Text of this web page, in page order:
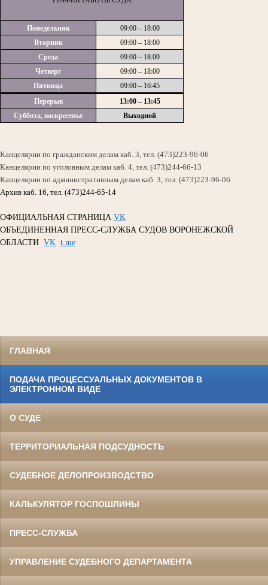
Понедельник
09:00 – 18:00
Вторник
09:00 – 18:00
Среда
09:00 – 18:00
Четверг
09:00 – 18:00
Пятница
09:00 – 16:45
Перерыв
13:00 – 13:45
Суббота, воскресенье
Выходной
Канцелярии по гражданским делам каб. 3, тел. (473)223-96-06
Канцелярии по уголовным делам каб. 4, тел. (473)244-66-13
Канцелярии по административным делам каб. 3, тел. (473)223-96-06
Архив каб. 16, тел. (473)244-65-14
ОФИЦИАЛЬНАЯ СТРАНИЦА VK
ОБЪЕДИНЕННАЯ ПРЕСС-СЛУЖБА СУДОВ ВОРОНЕЖСКОЙ
ОБЛАСТИ VK t.me
ГЛАВНАЯ
ПОДАЧА ПРОЦЕССУАЛЬНЫХ ДОКУМЕНТОВ В
ЭЛЕКТРОННОМ ВИДЕ
О СУДЕ
ТЕРРИТОРИАЛЬНАЯ ПОДСУДНОСТЬ
СУДЕБНОЕ ДЕЛОПРОИЗВОДСТВО
КАЛЬКУЛЯТОР ГОСПОШЛИНЫ
ПРЕСС-СЛУЖБА
УПРАВЛЕНИЕ СУДЕБНОГО ДЕПАРТАМЕНТА